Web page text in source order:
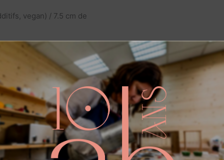
vegan) / 7.5 cm de
vegan) / 12 cm de